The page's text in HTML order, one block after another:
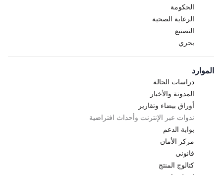
الحكومة
الرعاية الصحية
التصنيع
بحري
الموارد
دراسات الحالة
المدونة والأخبار
أوراق بيضاء وتقارير
ندوات عبر الإنترنت وأحداث افتراضية
بوابة الدعم
مركز الأمان
قانوني
كتالوج المنتج